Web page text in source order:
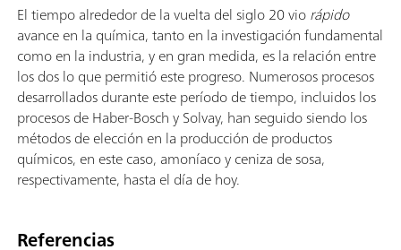
El tiempo alrededor de la vuelta del siglo 20 viorápido
avance en la química, tanto en la investigación fundamental
como en la industria, y en gran medida, es la relación entre
los dos lo que permitió este progreso. Numerosos procesos
desarrollados durante este período de tiempo, incluidos los
procesos de Haber-Bosch y Solvay, han seguido siendo los
métodos de elección en la producción de productos
químicos, en este caso, amoníaco y ceniza de sosa,
respectivamente, hasta el día de hoy.
Referencias